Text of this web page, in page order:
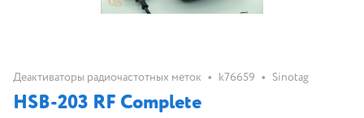
Деактиваторы радиочастотных меток • k76659 • Sinotag
HSB-203 RF Complete